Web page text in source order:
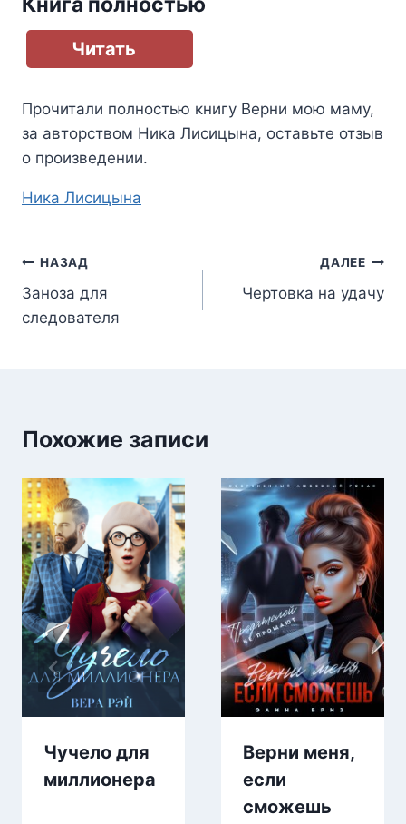
Читать
Прочитали полностью книгу Верни мою маму,
за авторством Ника Лисицына, оставьте отзыв
о произведении.
Метки
Ника Лисицына
Навигация
по
записям
НАЗАД
Заноза для
следователя
ДАЛЕЕ
Чертовка на удачу
Похожие записи
Чучело для
миллионера
Верни меня,
если
сможешь